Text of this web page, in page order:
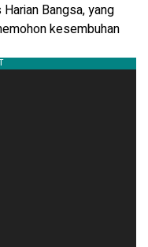
Bangsa, yang
kesembuhan